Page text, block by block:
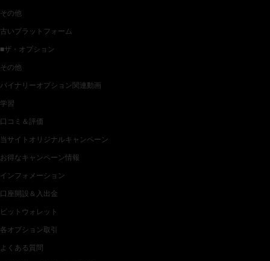
その他
古いプラットフォーム
■ザ・オプション
その他
バイナリーオプション関連動画
学習
口コミ＆評価
当サイトオリジナルキャンペーン
お得なキャンペーン情報
インフォメーション
口座開設＆入出金
ビットウォレット
各オプション取引
よくある質問